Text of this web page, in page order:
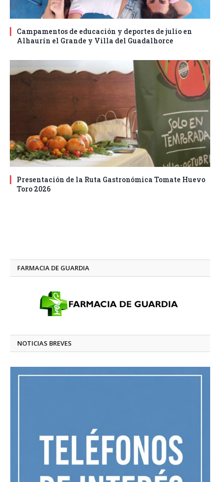
Campamentos de educación y deportes de julio en
Alhaurín el Grande y Villa del Guadalhorce
Presentación de la Ruta Gastronómica Tomate Huevo
Toro 2026
FARMACIA DE GUARDIA
NOTICIAS BREVES